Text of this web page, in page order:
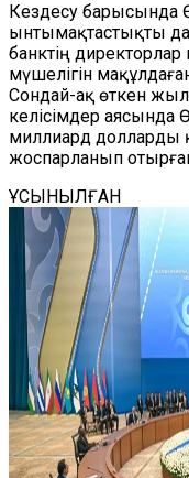
Кездесу барысында
ынтымақтастықты
банктің
мүшелігін
Сондай-ақ өткен
келісімдер аясында
миллиард долларды
жоспарланып
ҰСЫНЫЛҒАН